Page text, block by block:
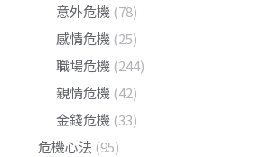
意外危機 (78)
感情危機 (25)
職場危機 (244)
親情危機 (42)
金錢危機 (33)
危機心法 (95)